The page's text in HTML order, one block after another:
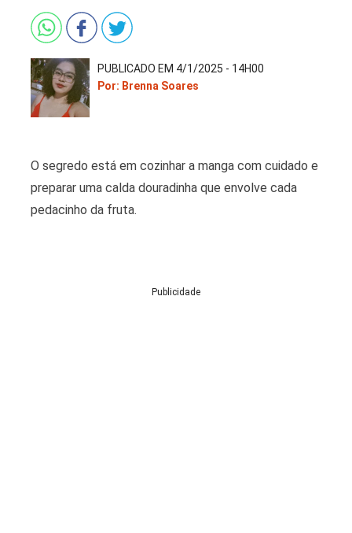
PUBLICADO EM 4/1/2025 - 14H00
Por: Brenna Soares
O segredo está em cozinhar a manga com cuidado e
preparar uma calda douradinha que envolve cada
pedacinho da fruta.
Publicidade